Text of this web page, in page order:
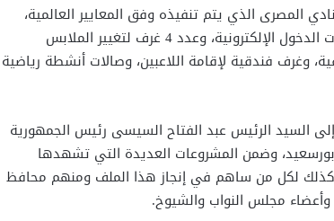
المصرى الذي يتم تنفيذه وفق المعايير العالمية،
ومن المقرر أن يضم الملعب الرئيسي والمدرجات، وبوابات الدخول الإلكترونية، وعدد 4 غرف لتغيير الملابس
وغرف فندقية لإقامة اللاعبين، وصالات أنشطة رياضية
السيد الرئيس عبد الفتاح السيسى رئيس الجمهورية
بورسعيد، وضمن المشروعات العديدة التي تشهدها
كذلك لكل من ساهم في إنجاز هذا الملف ومنهم محافظ
مجلس النواب والشيوخ.